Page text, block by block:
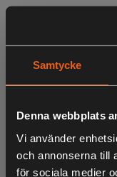
Samtycke
Denna webbplats
Vi använder
och annonserna till
för sociala medier
Observera att webshopens
tag kontakt med oss för
Sabre X8 2-16x50
passar till såväl
vid 2x förstoring